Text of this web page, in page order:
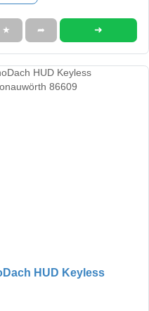
★ ➦ ➜
HUD Keyless